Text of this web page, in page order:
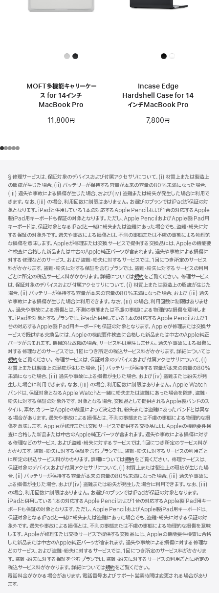
MOFT多機能キャリーケー
ス for 14インチ
MacBook Pro
11,800円
Incase Edge
Hardshell Case for 14
インチMacBook Pro
7,800円
ッ
タ
ー
注
§ 修理サービスは、保証対象のデバイスおよび付属アクセサリについて、(i) 材質上または製造上
の瑕疵が生じた場合、(ii) バッテリーが保持する容量が本来の容量の80%未満になった場合、
(iii) 過失や事故による損傷が生じた場合、および(iv) 盗難または紛失が発生した場合に利用で
きます。なお、(iii) の場合、利用回数に制限はありません。お選びのプランではiPadが保証の対
象となります。iPadと併用している1本の対応するApple Pencilおよび1台の対応するApple
製iPad用キーボードも保証の対象となります。ただし、Apple PencilおよびApple製iPad用
キーボードは、保証対象となるiPadと一緒に紛失または盗難にあった場合でも、盗難・紛失に対
する保証の対象外です。過失や事故による損傷とは、不測の事態または不慮の事態による物理的
な損傷を意味します。Appleが修理または交換サービスで提供する交換品には、Appleの機能要
件検査に合格した新品または中古のApple純正パーツが含まれます。過失や事故による損傷に
対する修理などのサービス、および盗難・紛失に対するサービスでは、1回につき所定のサービス
料がかかります。盗難・紛失に対する保証を含むプランでは、盗難・紛失に対するサービスの利用
ごとに所定の税込サービス料がかかります。詳細については規約（新
規
ウ
イ
ン
ド
ウ
で
開
き
ま
す）
をご覧ください。 修理サービス
は、保証対象のデバイスおよび付属アクセサリについて、(i) 材質上または製造上の瑕疵が生じた
場合、(ii) バッテリーが保持する容量が本来の容量の80%未満になった場合、および (iii) 過失
や事故による損傷が生じた場合に利用できます。なお、(iii) の場合、利用回数に制限はありませ
ん。過失や事故による損傷とは、不測の事態または不慮の事態による物理的な損傷を意味しま
す。iPadを対象とするプランでは、iPadと併用している1本の対応するApple Pencilおよび1
台の対応するApple製iPad用キーボードも保証の対象となります。Appleが修理または交換サ
ービスで提供する交換品には、Appleの機能要件検査に合格した新品または中古のApple純正
パーツが含まれます。機械的な故障の場合、サービス料は発生しません。過失や事故による損傷に
対する修理などのサービスでは、1回につき所定の税込サービス料がかかります。詳細については
規約（新
規
ウ
イ
ン
ド
ウ
で
開
き
ま
す）
をご覧ください。 修理サービスは、保証対象のデバイスおよび付属アクセサリについて、(i)
材質上または製造上の瑕疵が生じた場合、(ii) バッテリーが保持する容量が本来の容量の80%
未満になった場合、(iii) 過失や事故による損傷が生じた場合、および(iv) 盗難または紛失が発
生した場合に利用できます。なお、(iii) の場合、利用回数に制限はありません。Apple Watch
バンドは、保証対象となるApple Watchと一緒に紛失または盗難にあった場合を除き、盗難・
紛失に対する保証の対象外です。対象となる場合、交換品として提供されるApple製バンドのス
タイル、素材、カラーはAppleの裁量によって決定され、紛失または盗難にあったバンドとは異な
る場合があります。過失や事故による損傷とは、不測の事態または不慮の事態による物理的な損
傷を意味します。Appleが修理または交換サービスで提供する交換品には、Appleの機能要件検
査に合格した新品または中古のApple純正パーツが含まれます。過失や事故による損傷に対す
る修理などのサービス、および盗難・紛失に対するサービスでは、1回につき所定のサービス料が
かかります。盗難・紛失に対する保証を含むプランでは、盗難・紛失に対するサービスの利用ごと
に所定の税込サービス料がかかります。詳細については規約（新
規
ウ
イ
ン
ド
ウ
で
開
き
ま
す）
をご覧ください。 修理サービスは、
保証対象のデバイスおよび付属アクセサリについて、(i) 材質上または製造上の瑕疵が生じた場
合、(ii) バッテリーが保持する容量が本来の容量の80%未満になった場合、(iii) 過失や事故に
よる損傷が生じた場合、および(iv) 盗難または紛失が発生した場合に利用できます。なお、(iii)
の場合、利用回数に制限はありません。お選びのプランではiPadが保証の対象となります。
iPadと併用している1本の対応するApple Pencilおよび1台の対応するApple製iPad用キー
ボードも保証の対象となります。ただし、Apple PencilおよびApple製iPad用キーボードは、
保証対象となるiPadと一緒に紛失または盗難にあった場合でも、盗難・紛失に対する保証の対
象外です。過失や事故による損傷とは、不測の事態または不慮の事態による物理的な損傷を意味
します。Appleが修理または交換サービスで提供する交換品には、Appleの機能要件検査に合格
した新品または中古のApple純正パーツが含まれます。過失や事故による損傷に対する修理な
どのサービス、および盗難・紛失に対するサービスでは、1回につき所定のサービス料がかかりま
す。盗難・紛失に対する保証を含むプランでは、盗難・紛失に対するサービスの利用ごとに所定の
税込サービス料がかかります。詳細については規約（新
規
をご覧ください。
電話料金がかかる場合があります。電話番号およびサポート営業時間は変更される場合があり
ます。